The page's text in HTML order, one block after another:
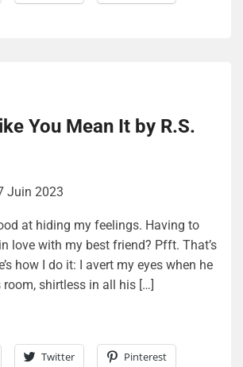
You Mean It by R.S.
Juin 2023
at hiding my feelings. Having to
love with my best friend? Pfft. That’s
how I do it: I avert my eyes when he
shirtless in all his […]
Twitter Pinterest